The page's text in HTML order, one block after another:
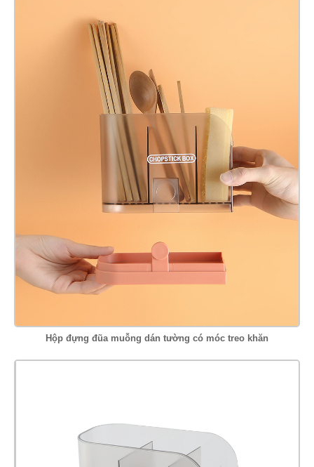
Hộp đựng đũa muỗng dán tường có móc treo khăn